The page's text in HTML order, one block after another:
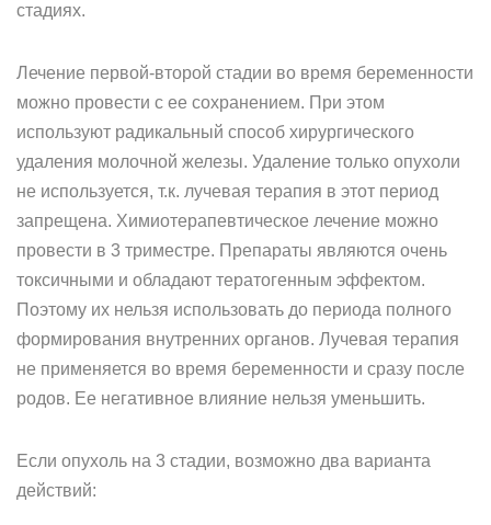
стадиях.
Лечение первой-второй стадии во время беременности
можно провести с ее сохранением. При этом
используют радикальный способ хирургического
удаления молочной железы. Удаление только опухоли
не используется, т.к. лучевая терапия в этот период
запрещена. Химиотерапевтическое лечение можно
провести в 3 триместре. Препараты являются очень
токсичными и обладают тератогенным эффектом.
Поэтому их нельзя использовать до периода полного
формирования внутренних органов. Лучевая терапия
не применяется во время беременности и сразу после
родов. Ее негативное влияние нельзя уменьшить.
Если опухоль на 3 стадии, возможно два варианта
действий: